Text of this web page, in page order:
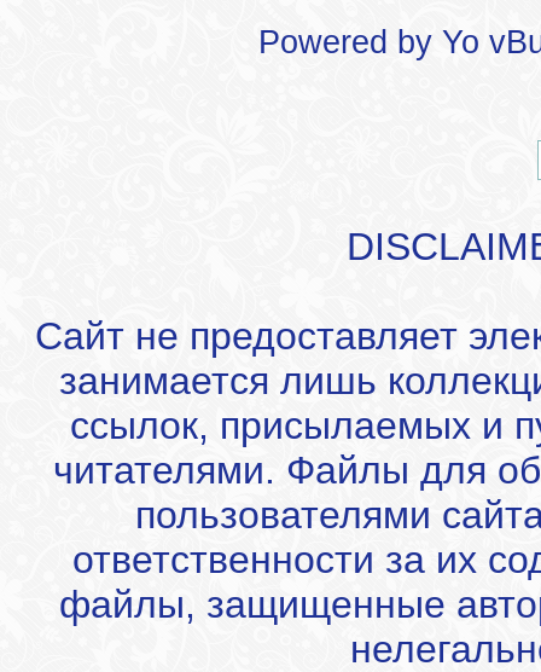
Powered by Yo
Сайт не предоставляет
занимается лишь
ссылок, присылаемых и
читателями. Файлы для
пользователями
ответственности за их
файлы, защищенные